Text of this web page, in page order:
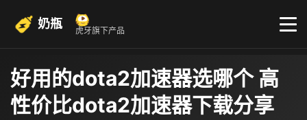
奶瓶 虎牙旗下产品
好用的dota2加速器选哪个 高
性价比dota2加速器下载分享